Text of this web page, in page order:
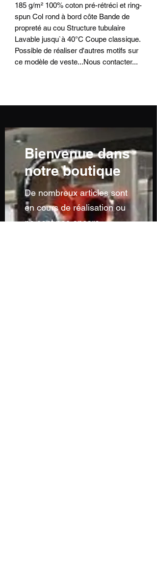
185 g/m² 100% coton pré-rétréci et ring-
spun Col rond à bord côte Bande de
propreté au cou Structure tubulaire
Lavable jusqu`à 40°C Coupe classique.
Possible de réaliser d'autres motifs sur
ce modèle de veste...Nous contacter...
Bienvenue dans
notre boutique
De nombreux articles sont
en cours de réalisation ou
ne sont pas encore